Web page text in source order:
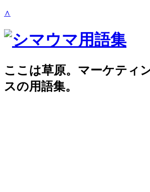
∧
ここは草原。マーケティ
スの用語集。